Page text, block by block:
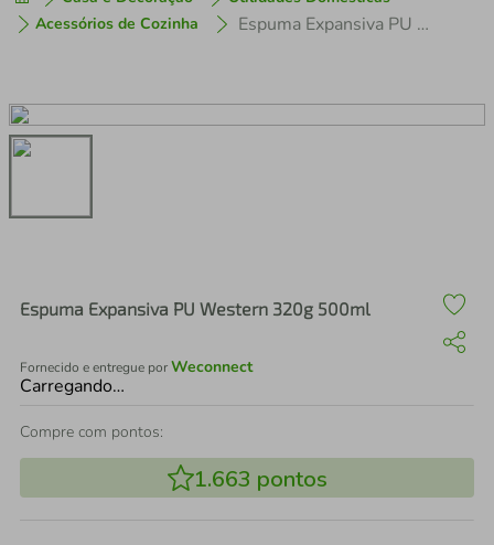
Acessórios de Cozinha
Espuma Expansiva PU Western 320g 500ml
Espuma Expansiva PU Western 320g 500ml
Fornecido e entregue porWeconnect
Carregando…
Compre com pontos:
1.663 pontos
1º tenis
3º